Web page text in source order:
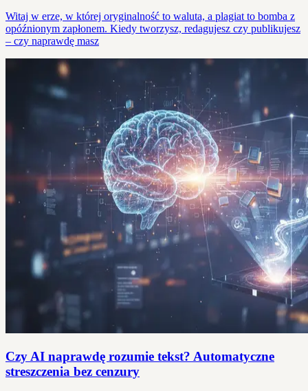
Witaj w erze, w której oryginalność to waluta, a plagiat to bomba z
opóźnionym zapłonem. Kiedy tworzysz, redagujesz czy publikujesz
– czy naprawdę masz
Czy AI naprawdę rozumie tekst? Automatyczne
streszczenia bez cenzury